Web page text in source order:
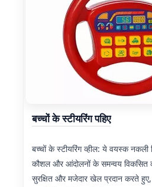
बच्चों के स्टीयरिंग पहिए
बच्चों के स्टीयरिंग व्हील: ये वयस्क नकली
कौशल और आंदोलनों के समन्वय
सुरक्षित और मजेदार खेल प्रदान करते हुए,